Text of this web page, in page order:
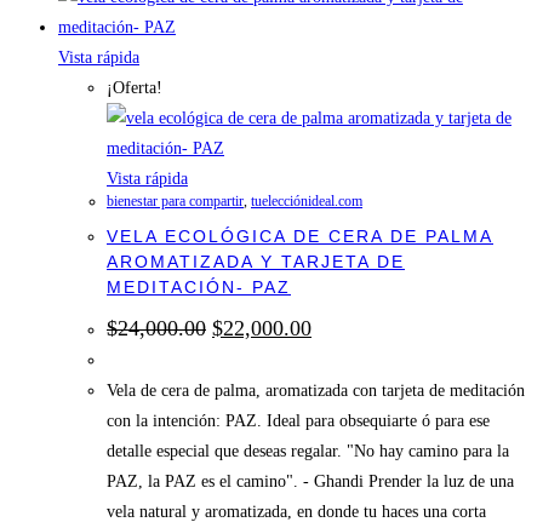
Vista rápida
¡Oferta!
Vista rápida
bienestar para compartir tuelecciónideal.com
VELA ECOLÓGICA DE CERA DE PALMA
AROMATIZADA Y TARJETA DE
MEDITACIÓN- PAZ
$24,000.00 El
precio
era:
$24,000.00.
$22,000.00El
precio
es:
$22,000.00.
Vela de cera de palma, aromatizada con tarjeta de meditación
con la intención: PAZ. Ideal para obsequiarte ó para ese
detalle especial que deseas regalar. "No hay camino para la
PAZ, la PAZ es el camino". - Ghandi Prender la luz de una
vela natural y aromatizada, en donde tu haces una corta